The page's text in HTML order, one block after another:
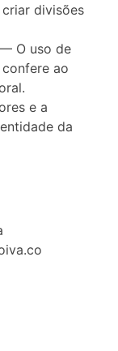
divisões
— O uso de
ao
e a
da